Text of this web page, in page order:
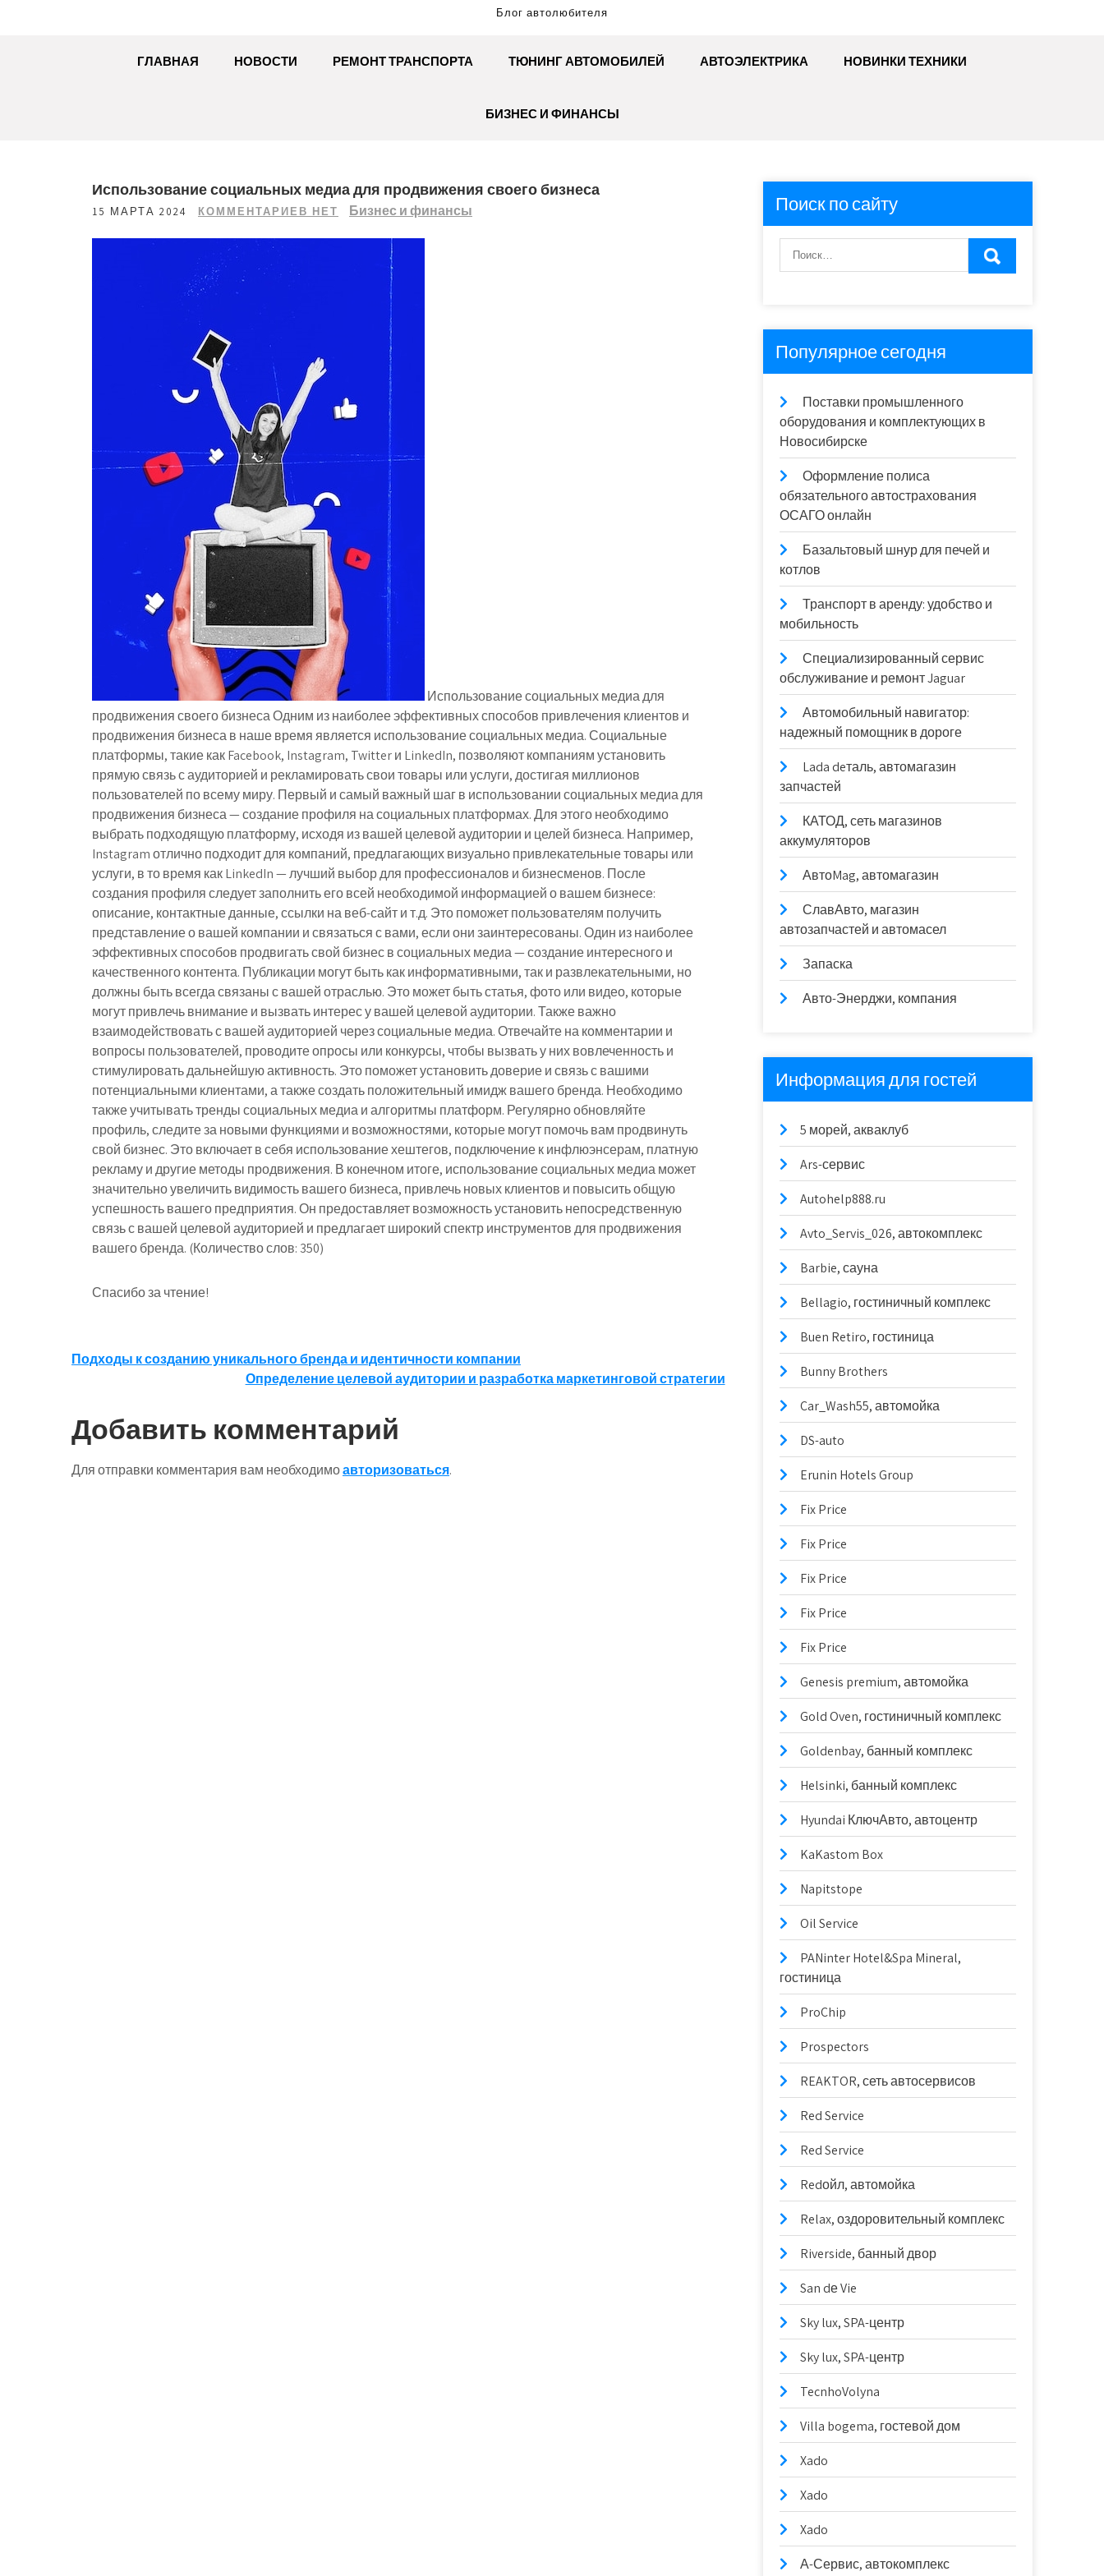
Блог автолюбителя
ГЛАВНАЯ НОВОСТИ РЕМОНТ ТРАНСПОРТА ТЮНИНГ АВТОМОБИЛЕЙ АВТОЭЛЕКТРИКА НОВИНКИ ТЕХНИКИ
БИЗНЕС И ФИНАНСЫ
Использование социальных медиа для продвижения своего бизнеса
15 МАРТА 2024 КОММЕНТАРИЕВ НЕТ Бизнес и финансы
Использование социальных медиа для
продвижения своего бизнеса Одним из наиболее эффективных способов привлечения клиентов и
продвижения бизнеса в наше время является использование социальных медиа. Социальные
платформы, такие как Facebook, Instagram, Twitter и LinkedIn, позволяют компаниям установить
прямую связь с аудиторией и рекламировать свои товары или услуги, достигая миллионов
пользователей по всему миру. Первый и самый важный шаг в использовании социальных медиа для
продвижения бизнеса — создание профиля на социальных платформах. Для этого необходимо
выбрать подходящую платформу, исходя из вашей целевой аудитории и целей бизнеса. Например,
Instagram отлично подходит для компаний, предлагающих визуально привлекательные товары или
услуги, в то время как LinkedIn — лучший выбор для профессионалов и бизнесменов. После
создания профиля следует заполнить его всей необходимой информацией о вашем бизнесе:
описание, контактные данные, ссылки на веб-сайт и т.д. Это поможет пользователям получить
представление о вашей компании и связаться с вами, если они заинтересованы. Один из наиболее
эффективных способов продвигать свой бизнес в социальных медиа — создание интересного и
качественного контента. Публикации могут быть как информативными, так и развлекательными, но
должны быть всегда связаны с вашей отраслью. Это может быть статья, фото или видео, которые
могут привлечь внимание и вызвать интерес у вашей целевой аудитории. Также важно
взаимодействовать с вашей аудиторией через социальные медиа. Отвечайте на комментарии и
вопросы пользователей, проводите опросы или конкурсы, чтобы вызвать у них вовлеченность и
стимулировать дальнейшую активность. Это поможет установить доверие и связь с вашими
потенциальными клиентами, а также создать положительный имидж вашего бренда. Необходимо
также учитывать тренды социальных медиа и алгоритмы платформ. Регулярно обновляйте
профиль, следите за новыми функциями и возможностями, которые могут помочь вам продвинуть
свой бизнес. Это включает в себя использование хештегов, подключение к инфлюэнсерам, платную
рекламу и другие методы продвижения. В конечном итоге, использование социальных медиа может
значительно увеличить видимость вашего бизнеса, привлечь новых клиентов и повысить общую
успешность вашего предприятия. Он предоставляет возможность установить непосредственную
связь с вашей целевой аудиторией и предлагает широкий спектр инструментов для продвижения
вашего бренда. (Количество слов: 350)
Спасибо за чтение!
Навигация
записям
Подходы к созданию уникального бренда и идентичности компании
Определение целевой аудитории и разработка маркетинговой стратегии
Добавить комментарий
Для отправки комментария вам необходимоавторизоваться.
Поиск по сайту
Популярное сегодня
Поставки промышленного
оборудования и комплектующих в
Новосибирске
Оформление полиса
обязательного автострахования
ОСАГО онлайн
Базальтовый шнур для печей и
котлов
Транспорт в аренду: удобство и
мобильность
Специализированный сервис
обслуживание и ремонт Jaguar
Автомобильный навигатор:
надежный помощник в дороге
Lada deталь, автомагазин
запчастей
КАТОД, сеть магазинов
аккумуляторов
АвтоMag, автомагазин
СлавАвто, магазин
автозапчастей и автомасел
Запаска
Авто-Энерджи, компания
Информация для гостей
5 морей, акваклуб
Ars-сервис
Autohelp888.ru
Avto_Servis_026, автокомплекс
Barbie, сауна
Bellagio, гостиничный комплекс
Buen Retiro, гостиница
Bunny Brothers
Car_Wash55, автомойка
DS-auto
Erunin Hotels Group
Fix Price
Fix Price
Fix Price
Fix Price
Fix Price
Genesis premium, автомойка
Gold Oven, гостиничный комплекс
Goldenbay, банный комплекс
Helsinki, банный комплекс
Hyundai КлючАвто, автоцентр
KaKastom Box
Napitstope
Oil Service
PANinter Hotel&Spa Mineral,
гостиница
ProChip
Prospectors
REAKTOR, сеть автосервисов
Red Service
Red Service
Redойл, автомойка
Relax, оздоровительный комплекс
Riverside, банный двор
San dе Vie
Sky lux, SPA-центр
Sky lux, SPA-центр
TecnhoVolyna
Villa bogema, гостевой дом
Xado
Xado
Xado
А-Сервис, автокомплекс